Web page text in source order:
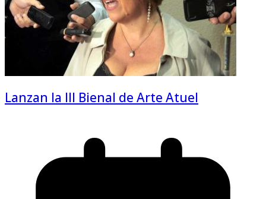
Lanzan la III Bienal de Arte Atuel